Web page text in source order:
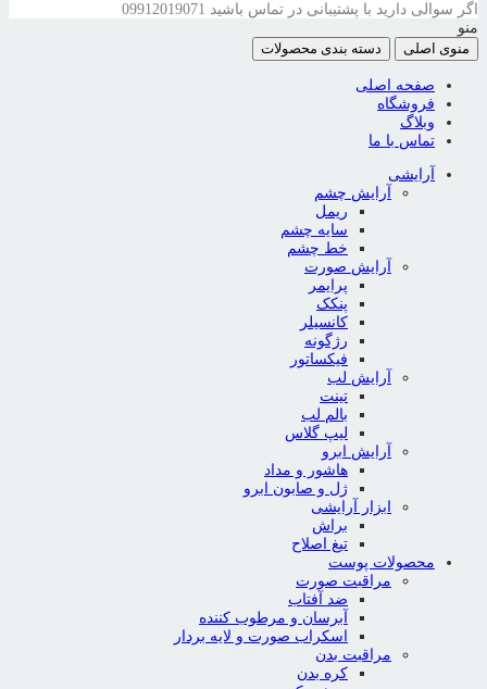
اگر سوالی دارید با پشتیبانی در تماس باشید 09912019071
منو
منوی اصلی
دسته بندی محصولات
صفحه اصلی
فروشگاه
وبلاگ
تماس با ما
آرایشی
آرایش چشم
ریمل
سایه چشم
خط چشم
آرایش صورت
پرایمر
پنکک
کانسیلر
رژگونه
فیکساتور
آرایش لب
تینت
بالم لب
لیپ گلاس
آرایش ابرو
هاشور و مداد
ژل و صابون ابرو
ابزار آرایشی
براش
تیغ اصلاح
محصولات پوست
مراقبت صورت
ضد آفتاب
آبرسان و مرطوب کننده
اسکراب صورت و لایه بردار
مراقبت بدن
کره بدن